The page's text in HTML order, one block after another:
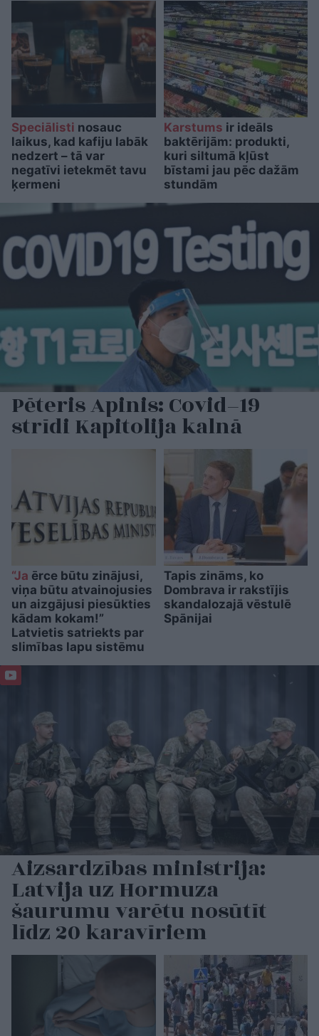
Speciālisti nosauc
laikus, kad kafiju labāk
nedzert – tā var
negatīvi ietekmēt tavu
ķermeni
Karstums ir ideāls
baktērijām: produkti,
kuri siltumā kļūst
bīstami jau pēc dažām
stundām
Pēteris Apinis: Covid–19
strīdi Kapitolija kalnā
“Ja ērce būtu zinājusi,
viņa būtu atvainojusies
un aizgājusi piesūkties
kādam kokam!”
Latvietis satriekts par
slimības lapu sistēmu
Tapis zināms, ko
Dombrava ir rakstījis
skandalozajā vēstulē
Spānijai
Aizsardzības ministrija:
Latvija uz Hormuza
šaurumu varētu nosūtīt
līdz 20 karavīriem